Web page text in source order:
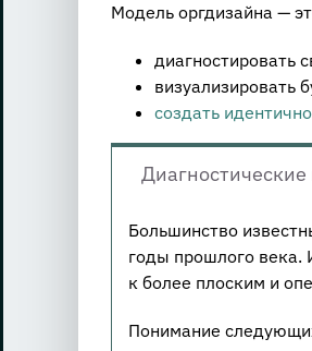
Модель оргдизайна —
диагностировать
визуализировать
создать
Большинство
годы прошлого века.
к более плоским и
Понимание